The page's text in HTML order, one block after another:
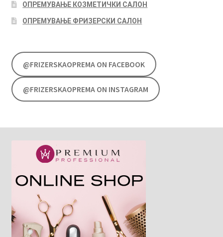
ОПРЕМУВАЊЕ КОЗМЕТИЧКИ САЛОН
ОПРЕМУВАЊЕ ФРИЗЕРСКИ САЛОН
@FRIZERSKAOPREMA ON FACEBOOK
@FRIZERSKAOPREMA ON INSTAGRAM